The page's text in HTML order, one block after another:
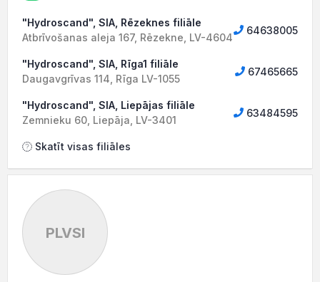
"Hydroscand", SIA, Rēzeknes filiāle
Atbrīvošanas aleja 167, Rēzekne, LV-4604
64638005
"Hydroscand", SIA, Rīga1 filiāle
Daugavgrīvas 114, Rīga LV-1055
67465665
"Hydroscand", SIA, Liepājas filiāle
Zemnieku 60, Liepāja, LV-3401
63484595
Skatīt visas filiāles
PLVSI